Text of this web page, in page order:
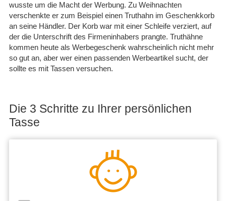
wusste um die Macht der Werbung. Zu Weihnachten
verschenkte er zum Beispiel einen Truthahn im Geschenkkorb
an seine Händler. Der Korb war mit einer Schleife verziert, auf
der die Unterschrift des Firmeninhabers prangte. Truthähne
kommen heute als Werbegeschenk wahrscheinlich nicht mehr
so gut an, aber wer einen passenden Werbeartikel sucht, der
sollte es mit Tassen versuchen.
Die 3 Schritte zu Ihrer persönlichen
Tasse